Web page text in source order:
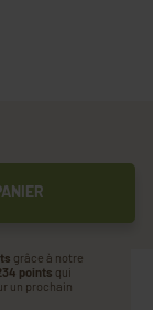
grâce à notre
points qui
un prochain